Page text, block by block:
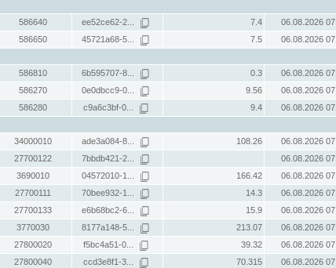
586640 ee52ce62-2... 7.4
06.08.2026
586650 45721a68-5... 7.5
06.08.2026
586810 6b595707-8... 0.3
06.08.2026
586270 0e0dbcc9-0... 9.56
06.08.2026
586280 c9a6c3bf-0... 9.4
06.08.2026
34000010 ade3a084-8... 108.26
06.08.2026
27700122 7bbdb421-2...
06.08.2026
3690010 04572010-1... 166.42
06.08.2026
27700111 70bee932-1... 14.3
06.08.2026
27700133 e6b68bc2-6... 15.9
06.08.2026
3770030 8177a148-5... 213.07
06.08.2026
27800020 f5bc4a51-0... 39.32
06.08.2026
27800040 ccd3e8f1-3... 70.315
06.08.2026